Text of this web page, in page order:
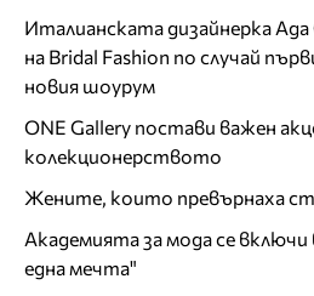
Италианската дизайнерка
на Bridal Fashion по случай
новия шоурум
ONE Gallery постави важен
колекционерството
Жените, които превърнаха
Академията за мода се
една мечта"